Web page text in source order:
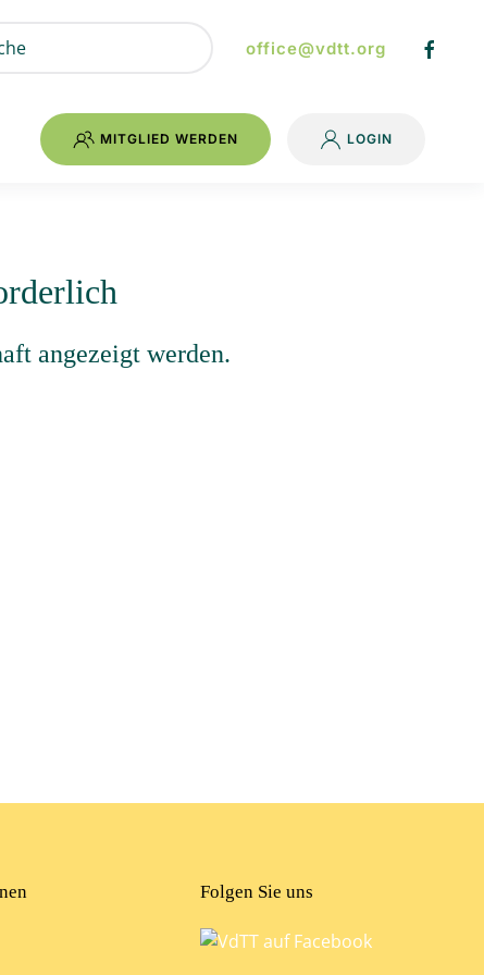
office@vdtt.org
MITGLIED WERDEN LOGIN
angezeigt werden.
Folgen Sie uns